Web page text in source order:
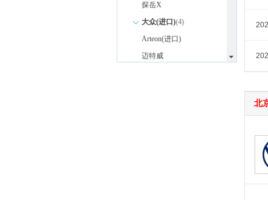
探岳X
大众(进口)(4)
Arteon(进口)
迈特威
北